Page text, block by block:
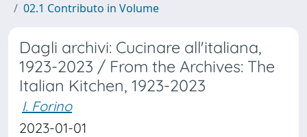
02.1 Contributo in Volume
Dagli archivi: Cucinare all'italiana,
1923-2023 / From the Archives: The
Italian Kitchen, 1923-2023
I. Forino
2023-01-01